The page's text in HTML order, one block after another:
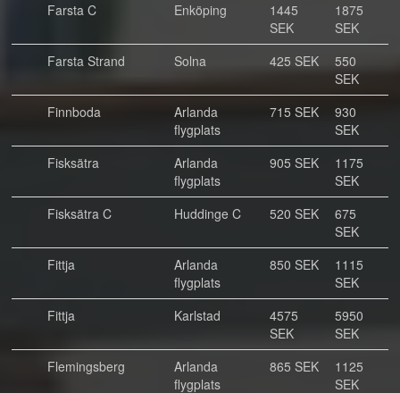
Farsta C
Enköping
1445
SEK
1875
SEK
Farsta Strand
Solna 425 SEK
550
SEK
Finnboda
Arlanda
flygplats
715 SEK
930
SEK
Fisksätra
Arlanda
flygplats
905 SEK
1175
SEK
Fisksätra C
Huddinge C 520 SEK
675
SEK
Fittja
Arlanda
flygplats
850 SEK
1115
SEK
Fittja
Karlstad
4575
SEK
5950
SEK
Flemingsberg
Arlanda
flygplats
865 SEK
1125
SEK